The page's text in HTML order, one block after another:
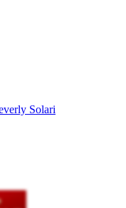
Solari